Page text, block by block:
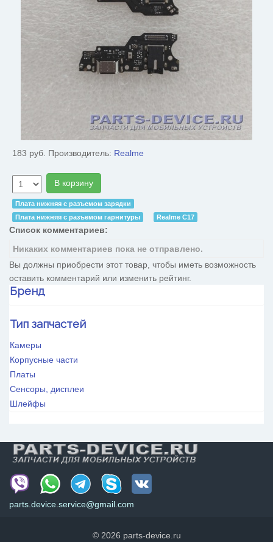
183 руб. Производитель: Realme
В корзину
Плата нижняя с разъемом зарядки
Плата нижняя с разъемом гарнитуры
Realme C17
Список комментариев:
Никаких комментариев пока не отправлено.
Вы должны приобрести этот товар, чтобы иметь возможность
оставить комментарий или изменить рейтинг.
Бренд
Huawei
OnePlus
OPPO
Realme
VIVO
Xiaomi
Тип запчастей
Камеры
Корпусные части
Платы
Сенсоры, дисплеи
Шлейфы
parts.device.service@gmail.com
© 2026 parts-device.ru